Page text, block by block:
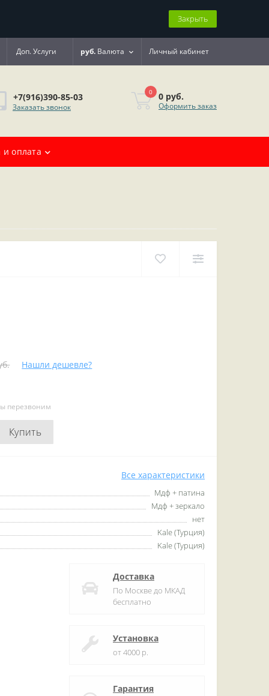
Закрыть
Доп. Услуги руб. Валюта Личный кабинет
+7(916)390-85-03
Заказать звонок
0 0 руб.
Оформить заказ
и оплата
Нашли дешевле?
перезвоним
Купить
Все характеристики
Мдф + патина
Мдф + зеркало
нет
Kale (Турция)
Kale (Турция)
Доставка
По Москве до МКАД
бесплатно
Установка
от 4000 р.
Гарантия